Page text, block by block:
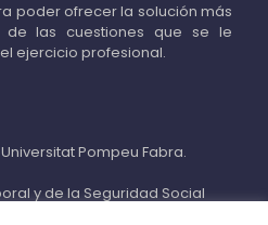
poder ofrecer la solución más
las cuestiones que se le
ejercicio profesional.
Pompeu Fabra.
y de la Seguridad Social